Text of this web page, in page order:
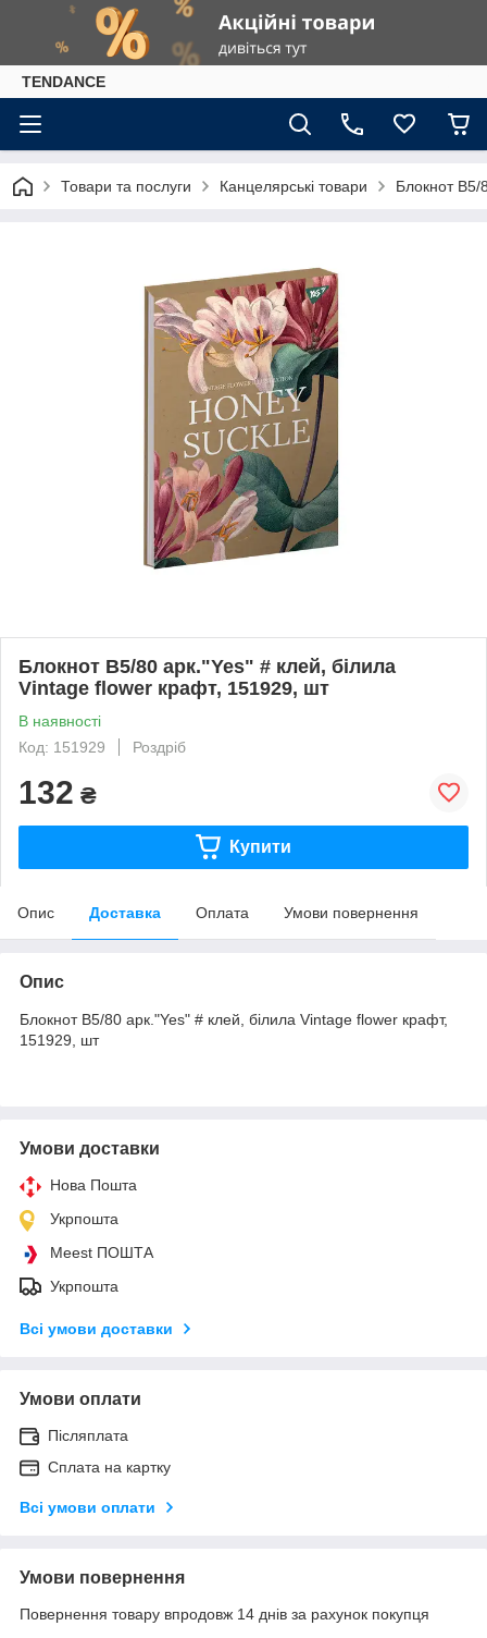
TENDANCE
Товари та послуги Канцелярські товари Блокнот В5/
Блокнот В5/80 арк."Yes" # клей, білила
Vintage flower крафт, 151929, шт
В наявності
Код: 151929
Роздріб
132 ₴
Купити
Опис Доставка Оплата Умови повернення
Опис
Блокнот В5/80 арк."Yes" # клей, білила Vintage flower крафт,
151929, шт
Умови доставки
Нова Пошта
Укрпошта
Meest ПОШТА
Укрпошта
Всі умови доставки
Умови оплати
Післяплата
Сплата на картку
Всі умови оплати
Умови повернення
Повернення товару впродовж 14 днів за рахунок покупця